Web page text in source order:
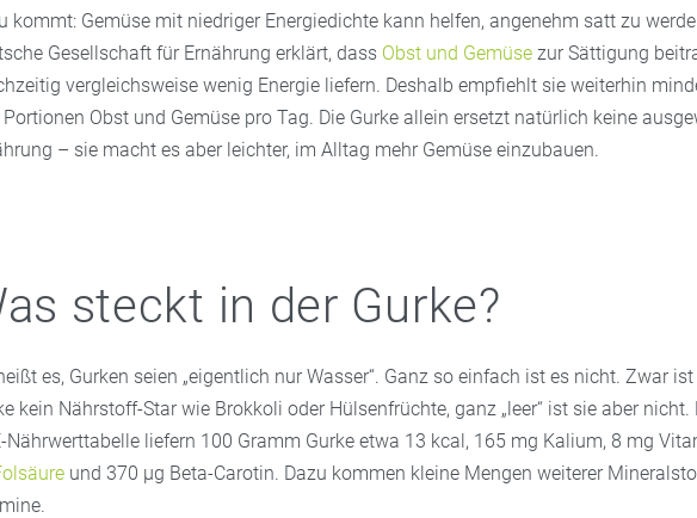
kommt: Gemüse mit niedriger Energiedichte kann helfen, angenehm satt zu
Gesellschaft für Ernährung erklärt, dass Obst und Gemüsezur Sättigung
vergleichsweise wenig Energie liefern. Deshalb empfiehlt sie weiterhin
Obst und Gemüse pro Tag. Die Gurke allein ersetzt natürlich keine
– sie macht es aber leichter, im Alltag mehr Gemüse einzubauen.
steckt in der Gurke?
es, Gurken seien „eigentlich nur Wasser“. Ganz so einfach ist es nicht. Zwar
kein Nährstoff-Star wie Brokkoli oder Hülsenfrüchte, ganz „leer“ ist sie aber nicht.
Nährwerttabelle liefern 100 Gramm Gurke etwa 13 kcal, 165 mg Kalium, 8 mg
und 370 µg Beta-Carotin. Dazu kommen kleine Mengen weiterer